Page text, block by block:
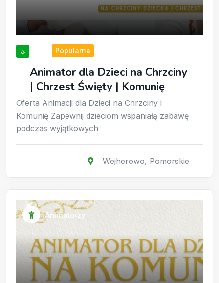
☼
Animator dla Dzieci na Chrzciny
| Chrzest Święty | Komunię
Popularna
Oferta Animacji dla Dzieci na Chrzciny i
Komunię Zapewnij dzieciom wspaniałą zabawę
podczas wyjątkowych
Wejherowo, Pomorskie
Animatorzy